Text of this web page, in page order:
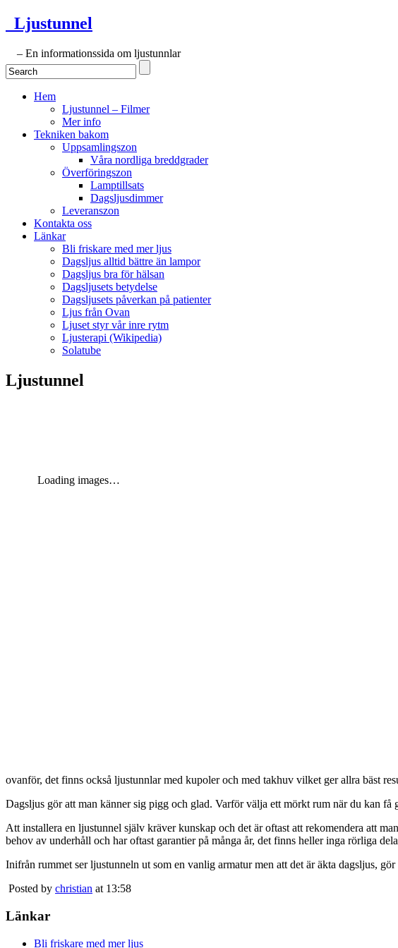
Ljustunnel
– En informationssida om ljustunnlar
Hem
Ljustunnel – Filmer
Mer info
Tekniken bakom
Uppsamlingszon
Våra nordliga breddgrader
Överföringszon
Lamptillsats
Dagsljusdimmer
Leveranszon
Kontakta oss
Länkar
Bli friskare med mer ljus
Dagsljus alltid bättre än lampor
Dagsljus bra för hälsan
Dagsljusets betydelse
Dagsljusets påverkan på patienter
Ljus från Ovan
Ljuset styr vår inre rytm
Ljusterapi (Wikipedia)
Solatube
Ljustunnel
Loading images…
ovanför, det finns också ljustunnlar med kupoler och med takhuv vilket ger allra bäst
Dagsljus gör att man känner sig pigg och glad. Varför välja ett mörkt rum när du kan få
Att installera en ljustunnel själv kräver kunskap och det är oftast att rekomendera att
behov av underhåll och har oftast garantier på många år, det finns heller inga rörliga
Inifrån rummet ser ljustunneln ut som en vanlig armatur men att det är äkta dagsljus,
Posted by christian at 13:58
Länkar
Bli friskare med mer ljus